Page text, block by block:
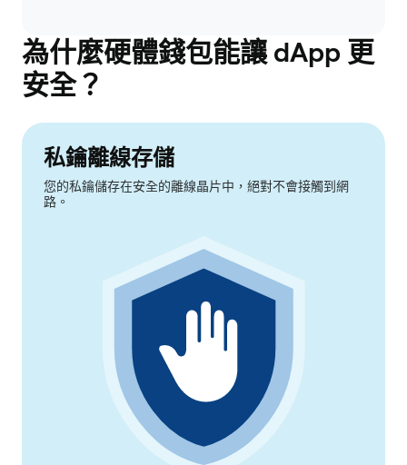
為什麼硬體錢包能讓 dApp 更
安全？
私鑰離線存儲
您的私鑰儲存在安全的離線晶片中，絕對不會接觸到網
路。